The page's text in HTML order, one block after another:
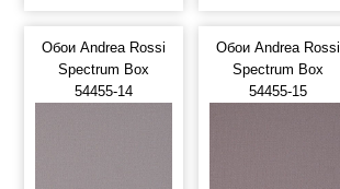
Обои Andrea Rossi
Spectrum Box
54455-14
Обои Andrea Rossi
Spectrum Box
54455-15